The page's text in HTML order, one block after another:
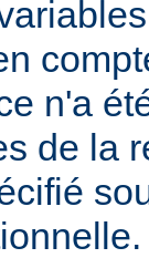
n'a
de la